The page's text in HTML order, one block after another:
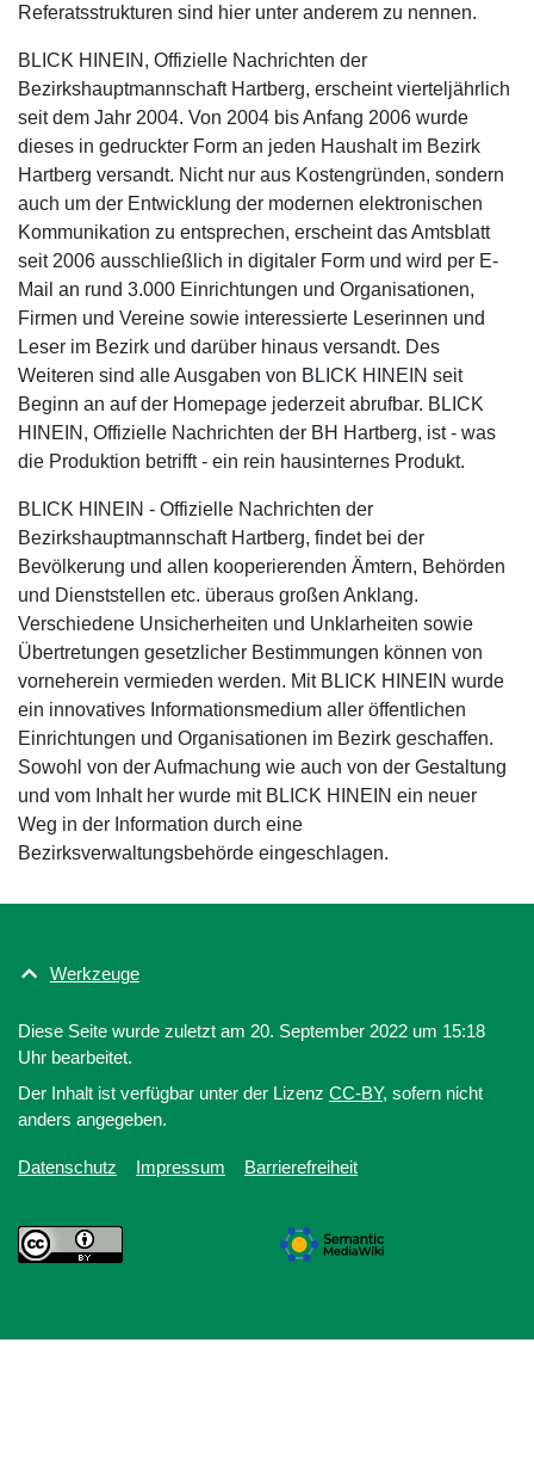
Referatsstrukturen sind hier unter anderem zu nennen.
BLICK HINEIN, Offizielle Nachrichten der
Bezirkshauptmannschaft Hartberg, erscheint vierteljährlich
seit dem Jahr 2004. Von 2004 bis Anfang 2006 wurde
dieses in gedruckter Form an jeden Haushalt im Bezirk
Hartberg versandt. Nicht nur aus Kostengründen, sondern
auch um der Entwicklung der modernen elektronischen
Kommunikation zu entsprechen, erscheint das Amtsblatt
seit 2006 ausschließlich in digitaler Form und wird per E-
Mail an rund 3.000 Einrichtungen und Organisationen,
Firmen und Vereine sowie interessierte Leserinnen und
Leser im Bezirk und darüber hinaus versandt. Des
Weiteren sind alle Ausgaben von BLICK HINEIN seit
Beginn an auf der Homepage jederzeit abrufbar. BLICK
HINEIN, Offizielle Nachrichten der BH Hartberg, ist - was
die Produktion betrifft - ein rein hausinternes Produkt.
BLICK HINEIN - Offizielle Nachrichten der
Bezirkshauptmannschaft Hartberg, findet bei der
Bevölkerung und allen kooperierenden Ämtern, Behörden
und Dienststellen etc. überaus großen Anklang.
Verschiedene Unsicherheiten und Unklarheiten sowie
Übertretungen gesetzlicher Bestimmungen können von
vorneherein vermieden werden. Mit BLICK HINEIN wurde
ein innovatives Informationsmedium aller öffentlichen
Einrichtungen und Organisationen im Bezirk geschaffen.
Sowohl von der Aufmachung wie auch von der Gestaltung
und vom Inhalt her wurde mit BLICK HINEIN ein neuer
Weg in der Information durch eine
Bezirksverwaltungsbehörde eingeschlagen.
Werkzeuge
Diese Seite wurde zuletzt am 20. September 2022 um 15:18
Uhr bearbeitet.
Der Inhalt ist verfügbar unter der Lizenz CC-BY, sofern nicht
anders angegeben.
Datenschutz Impressum Barrierefreiheit